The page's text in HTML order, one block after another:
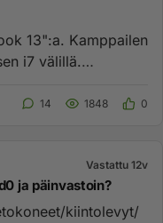
13":a. Kamppailen
i7 välillä.
14 1848 0
Vastattu 12v
ja päinvastoin?
kiintolevyt/